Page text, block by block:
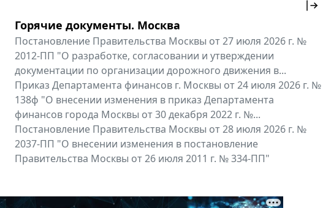
Горячие документы. Москва
Постановление Правительства Москвы от 27 июля 2026 г. №
2012-ПП "О разработке, согласовании и утверждении
документации по организации дорожного движения в...
Приказ Департамента финансов г. Москвы от 24 июля 2026 г. №
138ф "О внесении изменения в приказ Департамента
финансов города Москвы от 30 декабря 2022 г. №...
Постановление Правительства Москвы от 28 июля 2026 г. №
2037-ПП "О внесении изменения в постановление
Правительства Москвы от 26 июля 2011 г. № 334-ПП"